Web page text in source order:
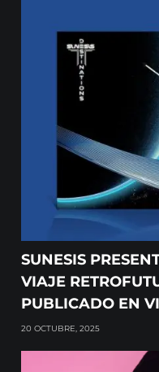
SUNESIS
VIAJE
PUBLICADO EN
20 OCTUBRE, 2025